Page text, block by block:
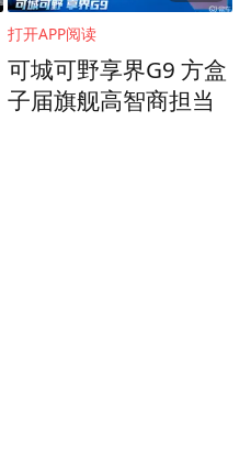
打开APP阅读
可城可野享界G9 方盒
子届旗舰高智商担当